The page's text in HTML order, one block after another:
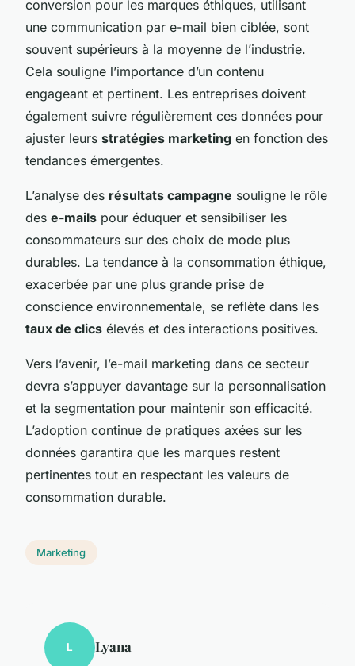
conversion pour les marques éthiques, utilisant
une communication par e-mail bien ciblée, sont
souvent supérieurs à la moyenne de l’industrie.
Cela souligne l’importance d’un contenu
engageant et pertinent. Les entreprises doivent
également suivre régulièrement ces données pour
ajuster leurs stratégies marketing en fonction des
tendances émergentes.
L’analyse des résultats campagne souligne le rôle
des e-mails pour éduquer et sensibiliser les
consommateurs sur des choix de mode plus
durables. La tendance à la consommation éthique,
exacerbée par une plus grande prise de
conscience environnementale, se reflète dans les
taux de clics élevés et des interactions positives.
Vers l’avenir, l’e-mail marketing dans ce secteur
devra s’appuyer davantage sur la personnalisation
et la segmentation pour maintenir son efficacité.
L’adoption continue de pratiques axées sur les
données garantira que les marques restent
pertinentes tout en respectant les valeurs de
consommation durable.
Marketing
L Lyana